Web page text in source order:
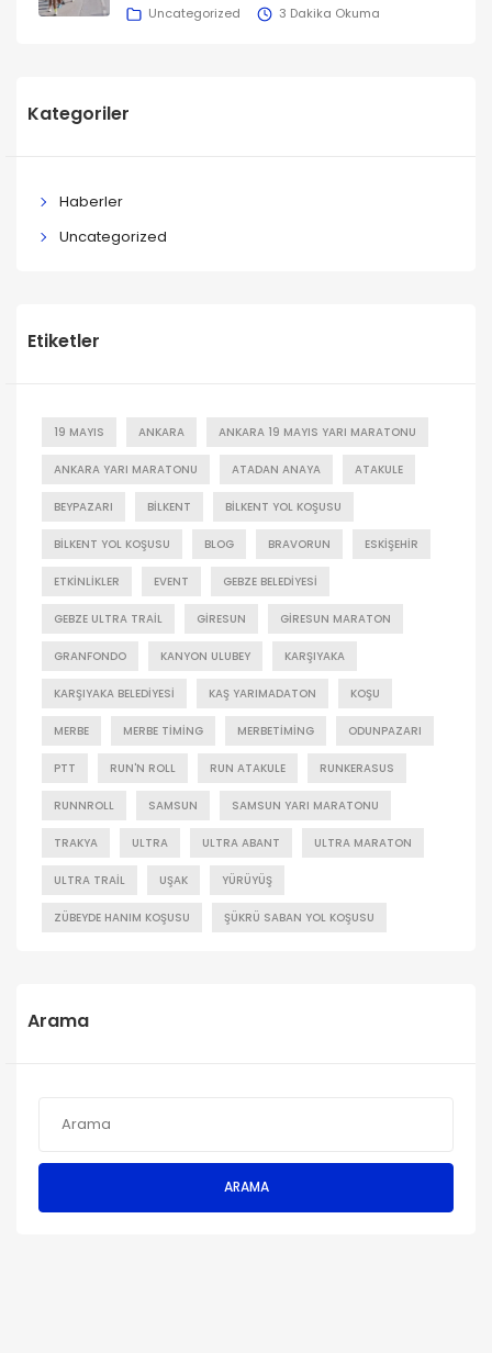
Uncategorized 3 Dakika Okuma
Kategoriler
Haberler
Uncategorized
Etiketler
19 MAYIS ANKARA ANKARA 19 MAYIS YARI MARATONU
ANKARA YARI MARATONU ATADAN ANAYA ATAKULE
BEYPAZARI BILKENT BILKENT YOL KOŞUSU
BILKENT YOL KOŞUSU BLOG BRAVORUN ESKIŞEHIR
ETKINLIKLER EVENT GEBZE BELEDIYESI
GEBZE ULTRA TRAIL GIRESUN GIRESUN MARATON
GRANFONDO KANYON ULUBEY KARŞIYAKA
KARŞIYAKA BELEDIYESI KAŞ YARIMADATON KOŞU
MERBE MERBE TIMING MERBETIMING ODUNPAZARI
PTT RUN'N ROLL RUN ATAKULE RUNKERASUS
RUNNROLL SAMSUN SAMSUN YARI MARATONU
TRAKYA ULTRA ULTRA ABANT ULTRA MARATON
ULTRA TRAIL UŞAK YÜRÜYÜŞ
ZÜBEYDE HANIM KOŞUSU ŞÜKRÜ SABAN YOL KOŞUSU
Arama
ARAMA